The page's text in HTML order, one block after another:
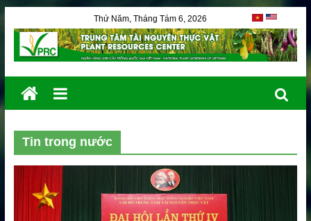
Thứ Năm, Tháng Tám 6, 2026
Tin trong nước